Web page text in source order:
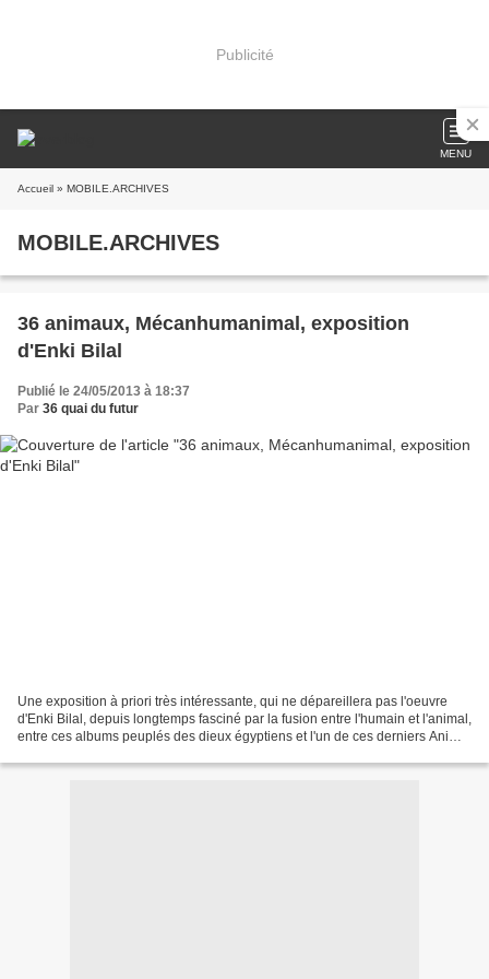
Publicité
MENU
Accueil » MOBILE.ARCHIVES
MOBILE.ARCHIVES
36 animaux, Mécanhumanimal, exposition
d'Enki Bilal
Publié le 24/05/2013 à 18:37
Par 36 quai du futur
Une exposition à priori très intéressante, qui ne dépareillera pas l'oeuvre
d'Enki Bilal, depuis longtemps fasciné par la fusion entre l'humain et l'animal,
entre ces albums peuplés des dieux égyptiens et l'un de ces derniers Animal